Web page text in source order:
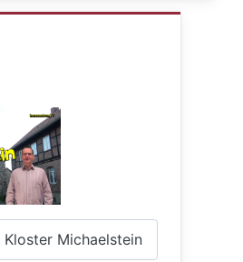
Kloster Michaelstein